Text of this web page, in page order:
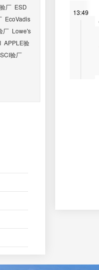
厂 ESD
EcoVadis
厂 Lowe's
APPLE验
验厂
13:49